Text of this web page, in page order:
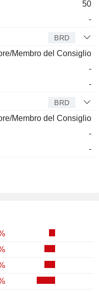
50
-
BRD
Membro del Consiglio
-
-
BRD
Membro del Consiglio
-
-